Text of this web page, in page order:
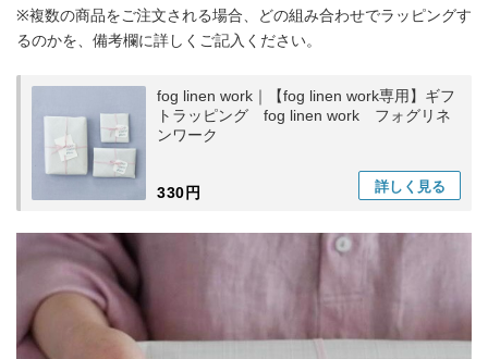
※複数の商品をご注文される場合、どの組み合わせでラッピングす
るのかを、備考欄に詳しくご記入ください。
fog linen work｜【fog linen work専用】ギフ
トラッピング fog linen work フォグリネ
ンワーク
330円 詳しく 見る